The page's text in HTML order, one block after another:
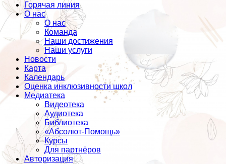
Горячая линия
О нас
О нас
Команда
Наши достижения
Наши услуги
Новости
Карта
Календарь
Оценка инклюзивности школ
Медиатека
Видеотека
Аудиотека
Библиотека
«Абсолют-Помощь»
Курсы
Для партнёров
Авторизация